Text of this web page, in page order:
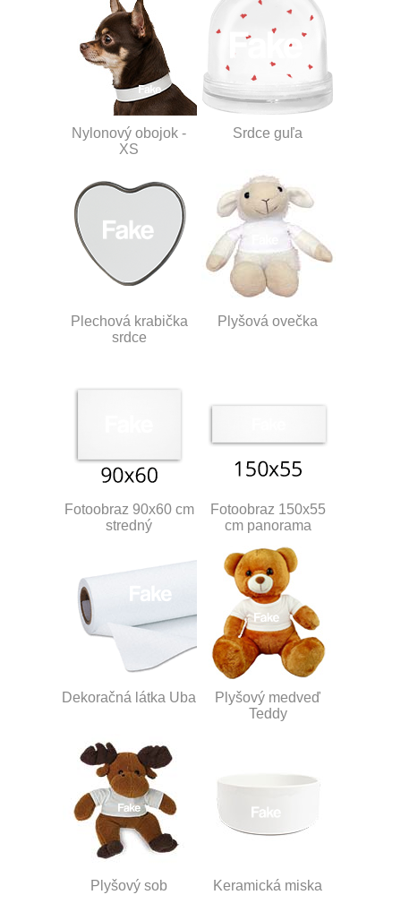
Nylonový obojok -
XS
Srdce guľa
Plechová krabička
srdce
Plyšová ovečka
Fotoobraz 90x60 cm
stredný
Fotoobraz 150x55
cm panorama
Dekoračná látka Uba
Plyšový medveď
Teddy
Plyšový sob Keramická miska